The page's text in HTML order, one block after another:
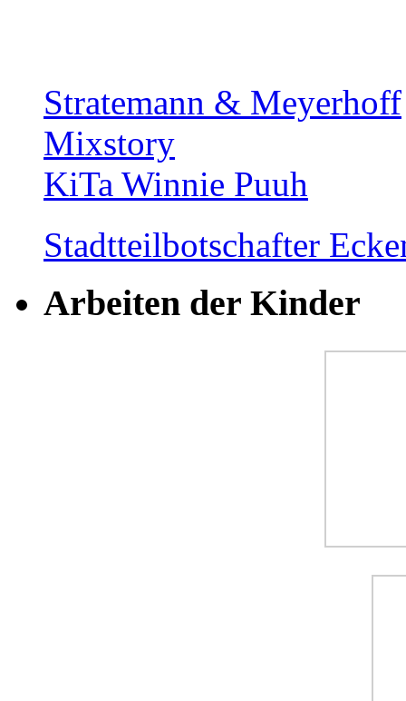
Stratemann & Meyerhoff
Mixstory
KiTa Winnie Puuh
Stadtteilbotschafter
Arbeiten der Kinder